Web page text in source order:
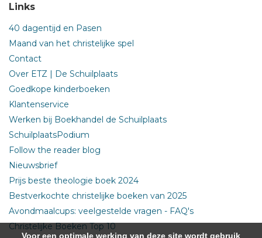
Links
40 dagentijd en Pasen
Maand van het christelijke spel
Contact
Over ETZ | De Schuilplaats
Goedkope kinderboeken
Klantenservice
Werken bij Boekhandel de Schuilplaats
SchuilplaatsPodium
Follow the reader blog
Nieuwsbrief
Prijs beste theologie boek 2024
Bestverkochte christelijke boeken van 2025
Avondmaalcups: veelgestelde vragen - FAQ's
Christelijke Boeken Top 10
Voor een optimale werking van deze site wordt gebruik